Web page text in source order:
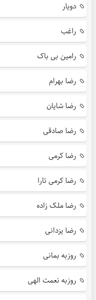
دویار
راغب
رامین بی باک
رضا بهرام
رضا شایان
رضا صادقی
رضا کرمی
رضا کرمی تارا
رضا ملک زاده
رضا یزدانی
روزبه بمانی
روزبه نعمت الهی